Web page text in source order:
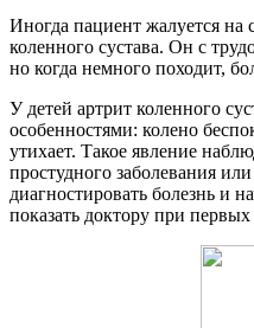
Иногда пациент жалуется на
коленного сустава. Он с
но когда немного походит,
У детей артрит коленного
особенностями: колено
утихает. Такое явление
простудного заболевания
диагностировать болезнь и
показать доктору при